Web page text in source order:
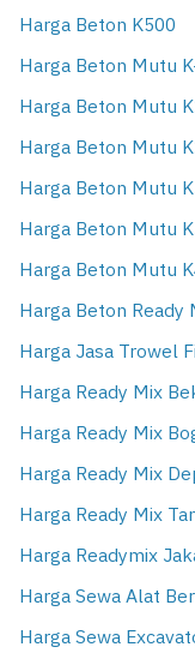
Harga Beton K500
Harga Beton Mutu
Harga Beton Mutu
Harga Beton Mutu
Harga Beton Mutu
Harga Beton Mutu
Harga Beton Mutu
Harga Beton Ready
Harga Jasa Trowel
Harga Ready Mix
Harga Ready Mix
Harga Ready Mix
Harga Ready Mix
Harga Readymix
Harga Sewa Alat
Harga Sewa